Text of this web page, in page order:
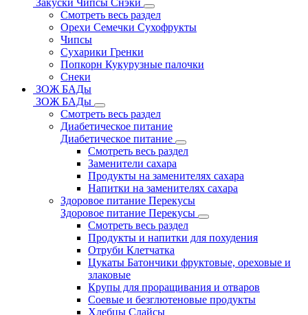
Закуски Чипсы Снэки
Смотреть весь раздел
Орехи Семечки Сухофрукты
Чипсы
Сухарики Гренки
Попкорн Кукурузные палочки
Снеки
ЗОЖ БАДы
ЗОЖ БАДы
Смотреть весь раздел
Диабетическое питание
Диабетическое питание
Смотреть весь раздел
Заменители сахара
Продукты на заменителях сахара
Напитки на заменителях сахара
Здоровое питание Перекусы
Здоровое питание Перекусы
Смотреть весь раздел
Продукты и напитки для похудения
Отруби Клетчатка
Цукаты Батончики фруктовые, ореховые и
злаковые
Крупы для проращивания и отваров
Соевые и безглютеновые продукты
Хлебцы Слайсы